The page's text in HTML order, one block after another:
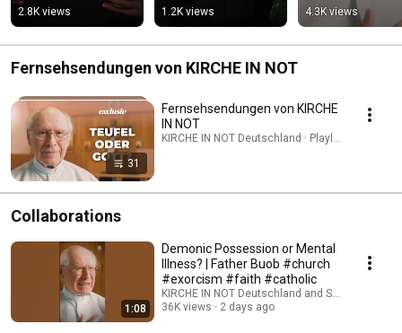
Father Karl Wallner
2.8K views 1.2K views
Buob
4.3K views
Fernsehsendungen von KIRCHE IN NOT
31
Fernsehsendungen von KIRCHE
IN NOT
KIRCHE IN NOT Deutschland · Playlist
Collaborations
1:08
Demonic Possession or Mental
Illness? | Father Buob #church
#exorcism #faith #catholic
KIRCHE IN NOT Deutschland and St. Ulrich
36K views
2 days ago